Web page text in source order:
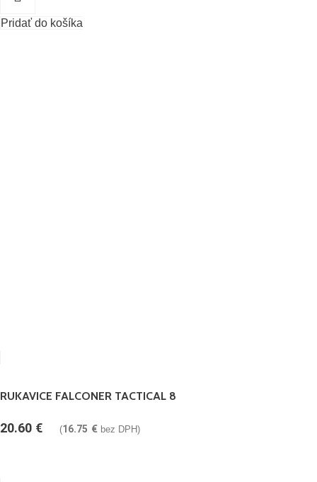
Pridať do košíka
RUKAVICE FALCONER TACTICAL 8
20.60 € (16.75 € bez DPH)